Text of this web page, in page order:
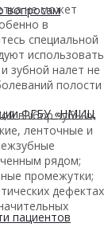
вопросам
ФГБУ «НМИЦ
пациентов
не может
в
специальной
использовать
зубной налет не
полости
выбор зубных
ленточные и
рядом;
промежутки;
дефектах